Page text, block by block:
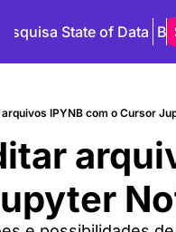
State of Data
IPYNB com o Cursor